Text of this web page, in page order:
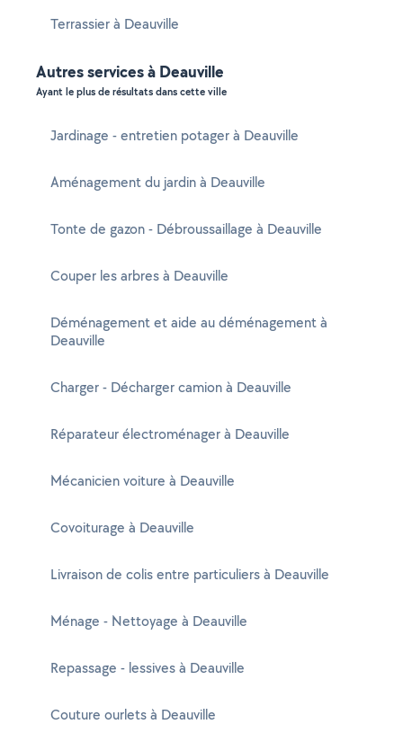
Terrassier à Deauville
Autres services à Deauville
Ayant le plus de résultats dans cette ville
Jardinage - entretien potager à Deauville
Aménagement du jardin à Deauville
Tonte de gazon - Débroussaillage à Deauville
Couper les arbres à Deauville
Déménagement et aide au déménagement à
Deauville
Charger - Décharger camion à Deauville
Réparateur électroménager à Deauville
Mécanicien voiture à Deauville
Covoiturage à Deauville
Livraison de colis entre particuliers à Deauville
Ménage - Nettoyage à Deauville
Repassage - lessives à Deauville
Couture ourlets à Deauville